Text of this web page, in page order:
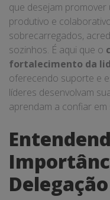
que desejam
produtivo e
sobrecarregados,
sozinhos. É aqui que o
fortalecimento da
oferecendo suporte e
líderes desenvolvam
aprendam a confiar em
Delegação